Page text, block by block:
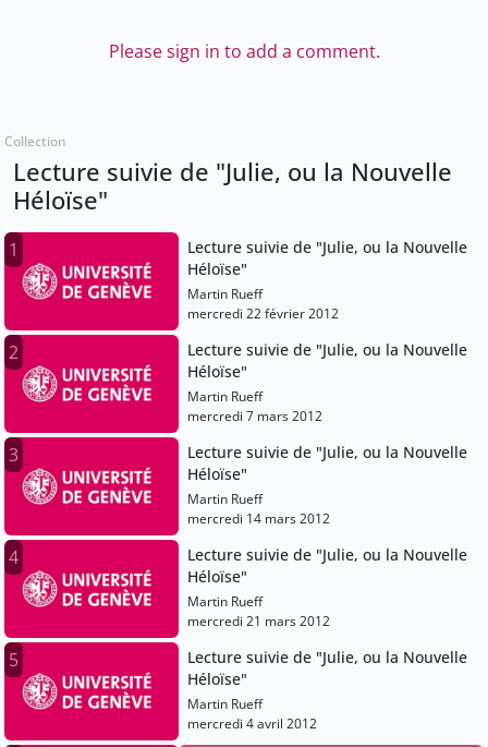
Please sign in to add a comment.
Collection
Lecture suivie de "Julie, ou la Nouvelle
Héloïse"
1
Lecture suivie de "Julie, ou la Nouvelle
Héloïse"
Martin Rueff
mercredi 22 février 2012
2
Lecture suivie de "Julie, ou la Nouvelle
Héloïse"
Martin Rueff
mercredi 7 mars 2012
3
Lecture suivie de "Julie, ou la Nouvelle
Héloïse"
Martin Rueff
mercredi 14 mars 2012
4
Lecture suivie de "Julie, ou la Nouvelle
Héloïse"
Martin Rueff
mercredi 21 mars 2012
5
Lecture suivie de "Julie, ou la Nouvelle
Héloïse"
Martin Rueff
mercredi 4 avril 2012